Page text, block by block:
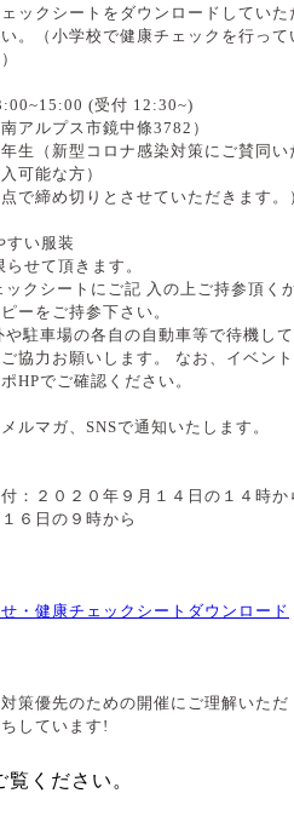
ックシートをダウンロードしていた
。（小学校で健康チェックを行って
(受付 12:30~)
アルプス市鏡中條3782）
生（新型コロナ感染対策にご賛同い
可能な方）
で締め切りとさせていただきます。
すい服装
せて頂きます。
クシートにご記 入の上ご持参頂く
ーをご持参下さい。
駐車場の各自の自動車等で待機し
協力お願いします。 なお、イベン
HPでご確認ください。
ルマガ、SNSで通知いたします。
２０２０年９月１４日の１４時か
６日の９時から
・健康チェックシートダウンロード
策優先のための開催にご理解いただ
しています!
ください。